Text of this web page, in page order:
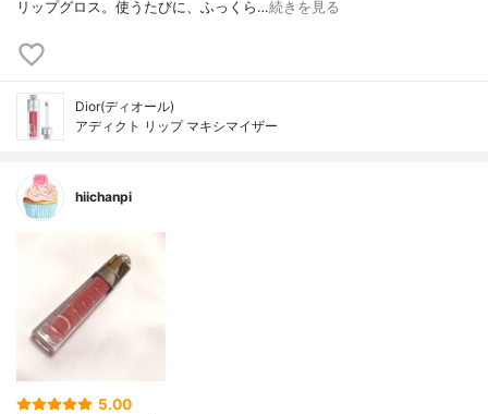
リップグロス。使うたびに、ふっくら…続きを見る
Dior(ディオール)
アディクト リップ マキシマイザー
hiichanpi
5.00